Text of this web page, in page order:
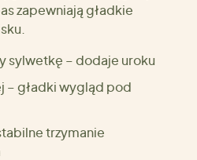
zapewniają gładkie
sylwetkę – dodaje uroku
– gładki wygląd pod
trzymanie